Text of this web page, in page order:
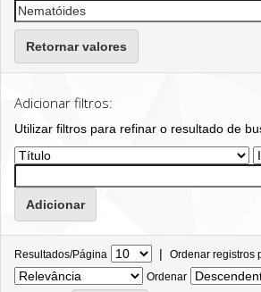
Retornar valores
Adicionar filtros:
Utilizar filtros para refinar o resultado de
Resultados/Página | Ordenar registros
Ordenar